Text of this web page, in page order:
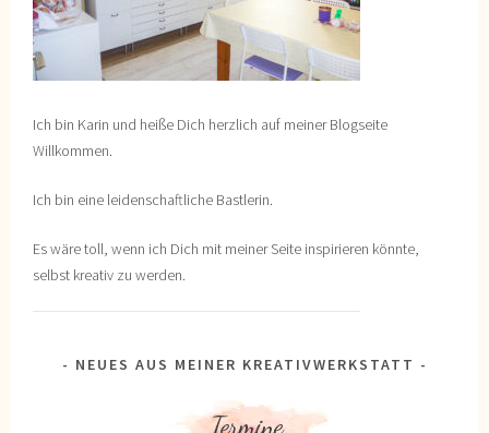
Ich bin Karin und heiße Dich herzlich auf meiner Blogseite
Willkommen.
Ich bin eine leidenschaftliche Bastlerin.
Es wäre toll, wenn ich Dich mit meiner Seite inspirieren könnte,
selbst kreativ zu werden.
NEUES AUS MEINER KREATIVWERKSTATT